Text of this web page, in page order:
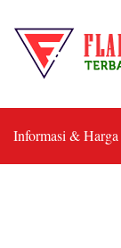
Informasi & Harga